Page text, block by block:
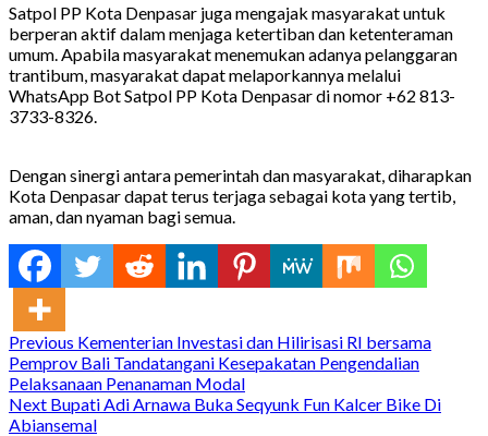
Satpol PP Kota Denpasar juga mengajak masyarakat untuk
berperan aktif dalam menjaga ketertiban dan ketenteraman
umum. Apabila masyarakat menemukan adanya pelanggaran
trantibum, masyarakat dapat melaporkannya melalui
WhatsApp Bot Satpol PP Kota Denpasar di nomor +62 813-
3733-8326.
Dengan sinergi antara pemerintah dan masyarakat, diharapkan
Kota Denpasar dapat terus terjaga sebagai kota yang tertib,
aman, dan nyaman bagi semua.
Continue
Reading
Previous Kementerian Investasi dan Hilirisasi RI bersama
Pemprov Bali Tandatangani Kesepakatan Pengendalian
Pelaksanaan Penanaman Modal
Next Bupati Adi Arnawa Buka Seqyunk Fun Kalcer Bike Di
Abiansemal